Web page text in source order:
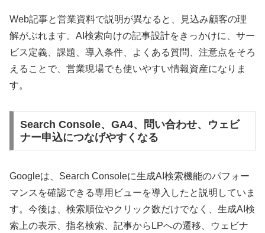
Web記事と営業資料で説明が異なると、見込み顧客の理
解がぶれます。AI検索向けの記事設計をきっかけに、サー
ビス定義、課題、導入条件、よくある質問、注意点をそろ
えることで、営業現場でも使いやすい情報資産になりま
す。
Search Console、GA4、問い合わせ、ウェビ
ナー申込につなげやすくなる
Googleは、Search Consoleに生成AI検索機能のパフォー
マンスを確認できる専用ビューを導入したと説明していま
す。今後は、検索順位やクリック数だけでなく、生成AI検
索上の表示、指名検索、記事からLPへの遷移、ウェビナ